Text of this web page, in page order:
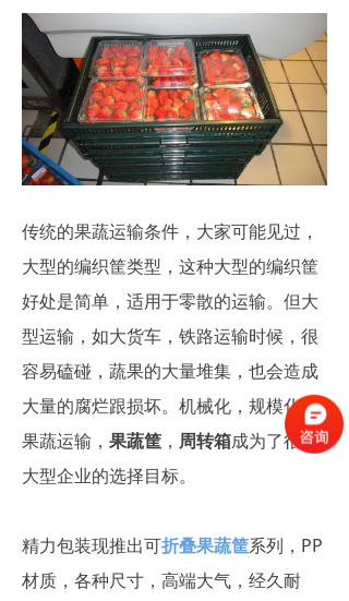
传统的果蔬运输条件，大家可能见过，
大型的编织筐类型，这种大型的编织筐
好处是简单，适用于零散的运输。但大
型运输，如大货车，铁路运输时候，很
容易磕碰，蔬果的大量堆集，也会造成
大量的腐烂跟损坏。机械化，规模化的
果蔬运输， 果蔬筐 ， 周转箱成为了很多
大型企业的选择目标。
精力包装现推出可折叠果蔬筐系列，PP
材质，各种尺寸，高端大气，经久耐